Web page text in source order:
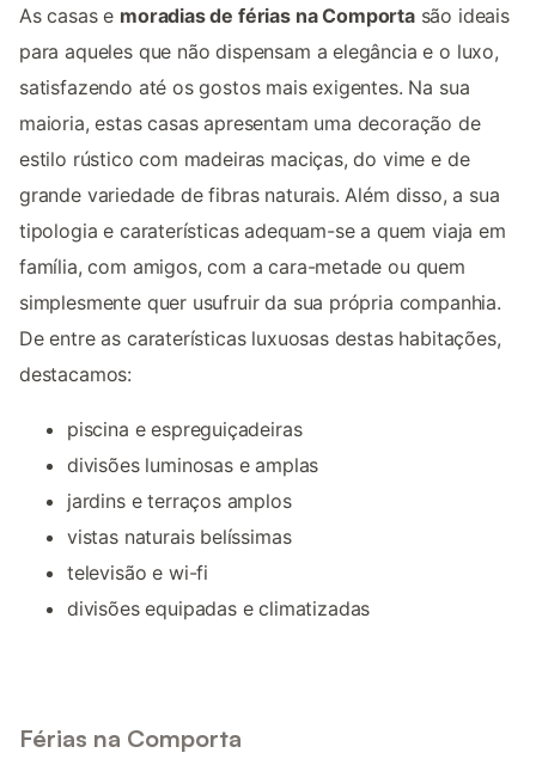
As casas e moradias de férias na Comportasão ideais
para aqueles que não dispensam a elegância e o luxo,
satisfazendo até os gostos mais exigentes. Na sua
maioria, estas casas apresentam uma decoração de
estilo rústico com madeiras maciças, do vime e de
grande variedade de fibras naturais. Além disso, a sua
tipologia e caraterísticas adequam-se a quem viaja em
família, com amigos, com a cara-metade ou quem
simplesmente quer usufruir da sua própria companhia.
De entre as caraterísticas luxuosas destas habitações,
destacamos:
piscina e espreguiçadeiras
divisões luminosas e amplas
jardins e terraços amplos
vistas naturais belíssimas
televisão e wi-fi
divisões equipadas e climatizadas
Férias na Comporta